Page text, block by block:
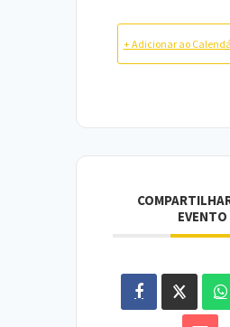
+ Adicionar ao
EVENTO